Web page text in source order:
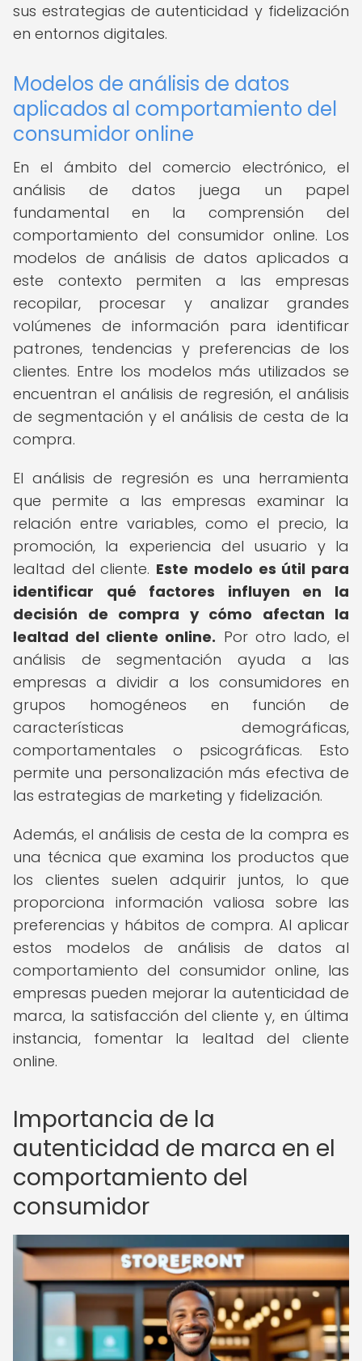
sus estrategias de autenticidad y fidelización
en entornos digitales.
Modelos de análisis de datos
aplicados al comportamiento del
consumidor online
En el ámbito del comercio electrónico, el
análisis de datos juega un papel
fundamental en la comprensión del
comportamiento del consumidor online. Los
modelos de análisis de datos aplicados a
este contexto permiten a las empresas
recopilar, procesar y analizar grandes
volúmenes de información para identificar
patrones, tendencias y preferencias de los
clientes. Entre los modelos más utilizados se
encuentran el análisis de regresión, el análisis
de segmentación y el análisis de cesta de la
compra.
El análisis de regresión es una herramienta
que permite a las empresas examinar la
relación entre variables, como el precio, la
promoción, la experiencia del usuario y la
lealtad del cliente. Este modelo es útil para
identificar qué factores influyen en la
decisión de compra y cómo afectan la
lealtad del cliente online. Por otro lado, el
análisis de segmentación ayuda a las
empresas a dividir a los consumidores en
grupos homogéneos en función de
características demográficas,
comportamentales o psicográficas. Esto
permite una personalización más efectiva de
las estrategias de marketing y fidelización.
Además, el análisis de cesta de la compra es
una técnica que examina los productos que
los clientes suelen adquirir juntos, lo que
proporciona información valiosa sobre las
preferencias y hábitos de compra. Al aplicar
estos modelos de análisis de datos al
comportamiento del consumidor online, las
empresas pueden mejorar la autenticidad de
marca, la satisfacción del cliente y, en última
instancia, fomentar la lealtad del cliente
online.
Importancia de la
autenticidad de marca en el
comportamiento del
consumidor